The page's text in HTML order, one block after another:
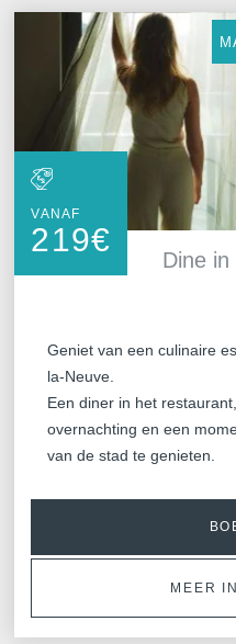
Dine
VANAF
219€
Geniet van een culinaire
la-Neuve.
Een diner in het
overnachting en een
van de stad te genieten.
MEER